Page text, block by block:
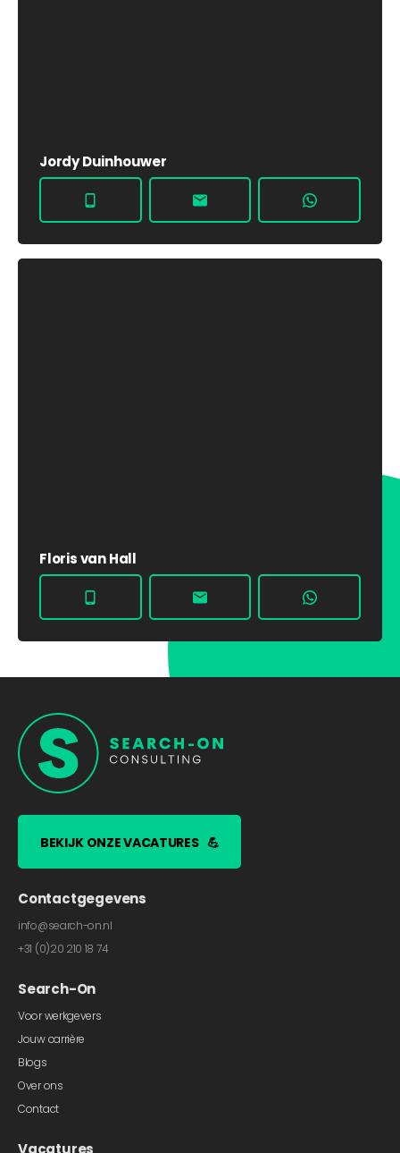
Jordy Duinhouwer
Floris van Hall
BEKIJK ONZE VACATURES 💪
Contactgegevens
info@search-on.nl
+31 (0)20 210 18 74
Search-On
Voor werkgevers
Jouw carrière
Blogs
Over ons
Contact
Vacatures